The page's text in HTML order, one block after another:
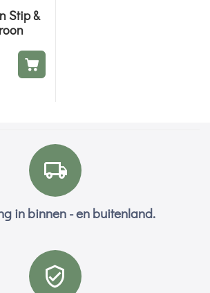
Stip &
in binnen - en buitenland.